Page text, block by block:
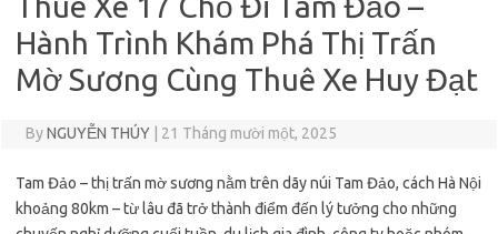
Hành Trình Khám Phá Thị Trấn
Mờ Sương Cùng Thuê Xe Huy Đạt
ByNGUYỄN THÚY 21 Tháng mười một, 2025
Tam Đảo – thị trấn mờ sương nằm trên dãy núi Tam Đảo, cách Hà Nội
khoảng 80km – từ lâu đã trở thành điểm đến lý tưởng cho những